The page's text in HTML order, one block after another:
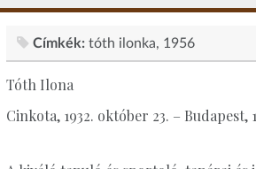
Címkék: tóth ilonka 1956
Tóth Ilona
Cinkota, 1932. október 23. – Budapest,